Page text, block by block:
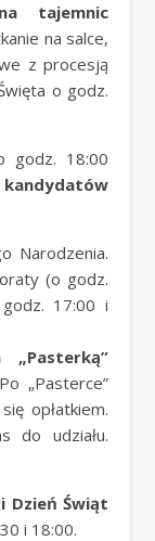
tajemnic
na salce,
z procesją
o godz.
godz. 18:00
Narodzenia.
(o godz.
17:00 i
„Pasterce”
opłatkiem.
do udziału.
Dzień Świąt
i 18:00.